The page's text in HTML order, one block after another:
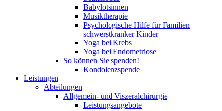
Babylotsinnen
Musiktherapie
Psychologische Hilfe für Familien
schwerstkranker Kinder
Yoga bei Krebs
Yoga bei Endometriose
So können Sie spenden!
Kondolenzspende
Leistungen
Abteilungen
Allgemein- und Viszeralchirurgie
Leistungsangebote